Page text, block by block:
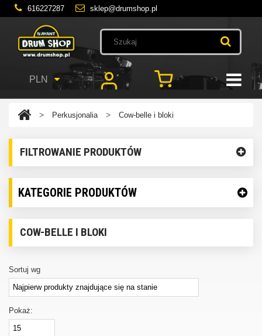
616227287 sklep@drumshop.pl
PLN
> Perkusjonalia > Cow-belle i bloki
FILTROWANIE PRODUKTÓW
KATEGORIE PRODUKTÓW
COW-BELLE I BLOKI
Sortuj wg
Pokaż: